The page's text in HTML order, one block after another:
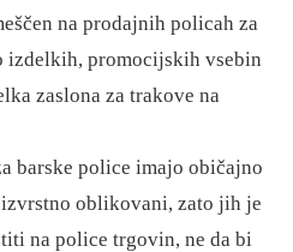
na prodajnih policah za
promocijskih vsebin
zaslona za trakove na
barske police imajo običajno
oblikovani, zato jih je
na police trgovin, ne da bi